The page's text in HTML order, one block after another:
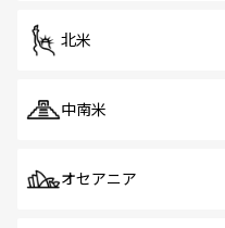
北米
中南米
オセアニア